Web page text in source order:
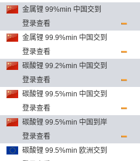
金属锂 99%min 中国交到
登录查看
金属锂 99.9%min 中国交到
登录查看
碳酸锂 99.2%min 中国交到
登录查看
碳酸锂 99.5%min 中国交到
登录查看
碳酸锂 99.5%min 中国到岸
登录查看
碳酸锂 99.5%min 欧洲交到